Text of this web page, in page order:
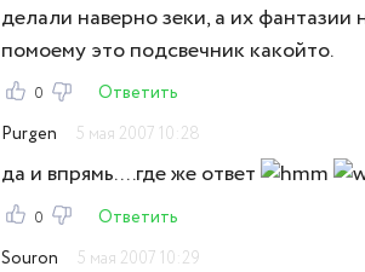
делали наверно зеки, а их фантазии
помоему это подсвечник какойто.
0
Ответить
Purgen
5 мая 2007 10:28
да и впрямь....где же ответ
0
Ответить
Souron
5 мая 2007 10:29